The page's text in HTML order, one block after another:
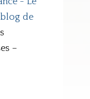
de
–